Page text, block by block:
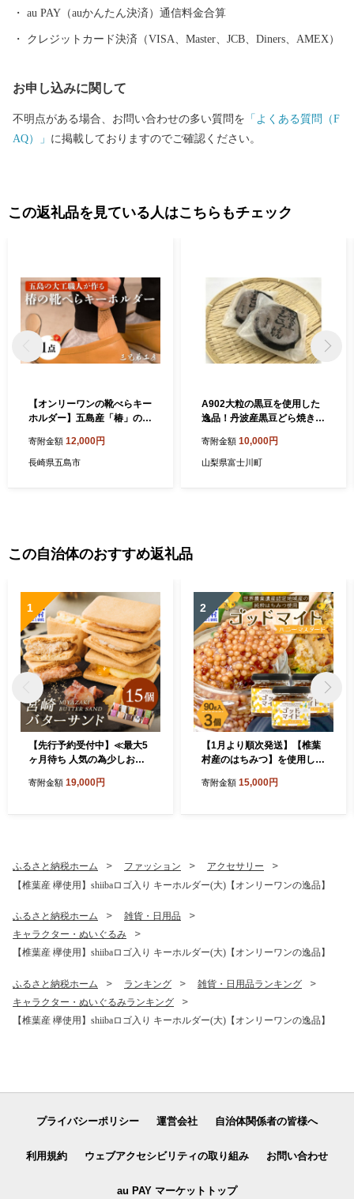
幸せかてーりの里・椎葉』（かてーりとは相互扶助の精神）をモ
ットーに、全国の皆さまへ精一杯の元気をお届け致します。
au PAY（auかんたん決済）通信料金合算
クレジットカード決済（VISA、Master、JCB、Diners、AMEX）
お申し込みに関して
不明点がある場合、お問い合わせの多い質問を 「よくある質問（F
AQ）」 に掲載しておりますのでご確認ください。
この返礼品を見ている人はこちらもチェック
【オンリーワンの靴べらキー
ホルダー】五島産「椿」の木
べら 五島市/三兄弟工房 [PD
W004]
寄附金額 12,000円
長崎県五島市
A902大粒の黒豆を使用した
逸品！丹波産黒豆どら焼き(1
寄附金額 10,000円
山梨県富士川町
この自治体のおすすめ返礼品
1
【先行予約受付中】≪最大5
ヶ月待ち 人気の為少しお時
サンド 詰合せ【15個入】手
子 詰め合わせ 美味しい ラン
ダム 個包装 冷凍 人気 贈物
ギフト プレゼント 母の日］
寄附金額 19,000円
2
【1月より順次発送】【椎葉
村産のはちみつ】を使用した
イト 90g × 3個 計 270g TT-
寄附金額 15,000円
ふるさと納税ホーム ファッション
アクセサリー
【椎葉産 欅使用】shiibaロゴ入り キーホルダー(大)【オンリーワンの逸品】
ふるさと納税ホーム
雑貨・日用品
キャラクター・ぬいぐるみ
【椎葉産 欅使用】shiibaロゴ入り キーホルダー(大)【オンリーワンの逸品】
ふるさと納税ホーム ランキング
雑貨・日用品ランキング
キャラクター・ぬいぐるみランキング
【椎葉産 欅使用】shiibaロゴ入り キーホルダー(大)【オンリーワンの逸品】
プライバシーポリシー 運営会社 自治体関係者の皆様へ
利用規約 ウェブアクセシビリティの取り組み お問い合わせ
au PAY マーケットトップ